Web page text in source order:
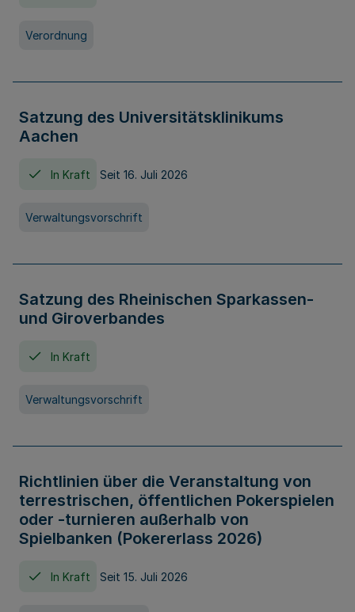
Verordnung
Satzung des Universitätsklinikums
Aachen
In Kraft Seit 16. Juli 2026
Verwaltungsvorschrift
Satzung des Rheinischen Sparkassen-
und Giroverbandes
In Kraft
Verwaltungsvorschrift
Richtlinien über die Veranstaltung von
terrestrischen, öffentlichen Pokerspielen
oder -turnieren außerhalb von
Spielbanken (Pokererlass 2026)
In Kraft Seit 15. Juli 2026